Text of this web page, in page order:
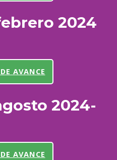
2024
AVANCE
2024-
AVANCE